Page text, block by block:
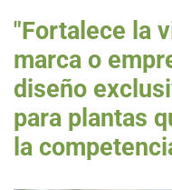
"Fortalece la
marca o
diseño
para plantas
la